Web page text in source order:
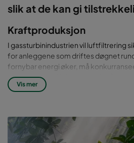
slik at de kan gi
Kraftproduksjon
I gassturbinindustrien vil luftfiltrering
for anleggene som driftes døgnet
fornybar energi øker, må
gassturbiner effektiviseres for å
Camfils luftfiltreringsløsninger er
enhver effektivitetsforbedring betyr
lønnsomhet, er våre
Vis mer